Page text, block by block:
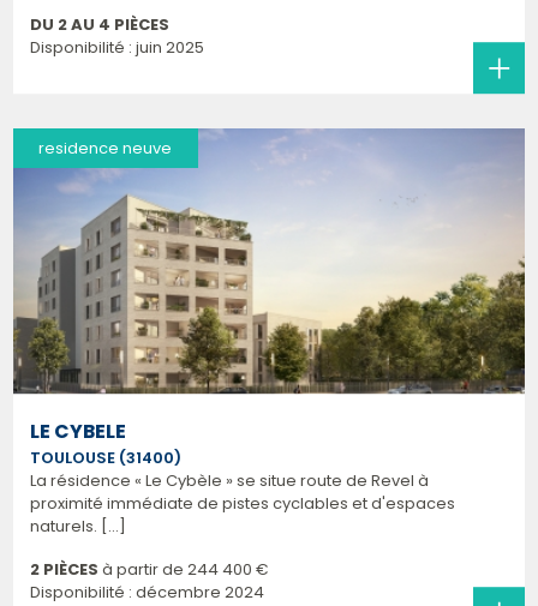
DU 2 AU 4 PIÈCES
Disponibilité : juin 2025
residence neuve
LE CYBELE
TOULOUSE (31400)
La résidence « Le Cybèle » se situe route de Revel à
proximité immédiate de pistes cyclables et d'espaces
naturels. [...]
2 PIÈCES à partir de 244 400 €
Disponibilité : décembre 2024